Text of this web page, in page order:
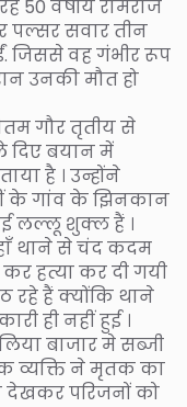
50 वर्षीय रामराज
पल्सर सवार तीन
जिससे वह गंभीर रूप
उनकी मौत हो
गौर तृतीय से
दिए बयान में
है । उन्होंने
के गांव के झिनकान
लल्लू शुक्ल हैं ।
थाने से चंद कदम
हत्या कर दी गयी
रहे हैं क्योंकि थाने
ही नहीं हुई ।
बाजार मे सब्जी
व्यक्ति ने मृतक का
परिजनों को